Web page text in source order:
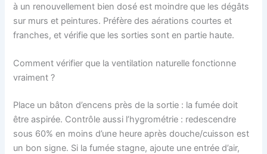
à un renouvellement bien dosé est moindre que les dégâts
sur murs et peintures. Préfère des aérations courtes et
franches, et vérifie que les sorties sont en partie haute.
Comment vérifier que la ventilation naturelle fonctionne
vraiment ?
Place un bâton d’encens près de la sortie : la fumée doit
être aspirée. Contrôle aussi l’hygrométrie : redescendre
sous 60% en moins d’une heure après douche/cuisson est
un bon signe. Si la fumée stagne, ajoute une entrée d’air,